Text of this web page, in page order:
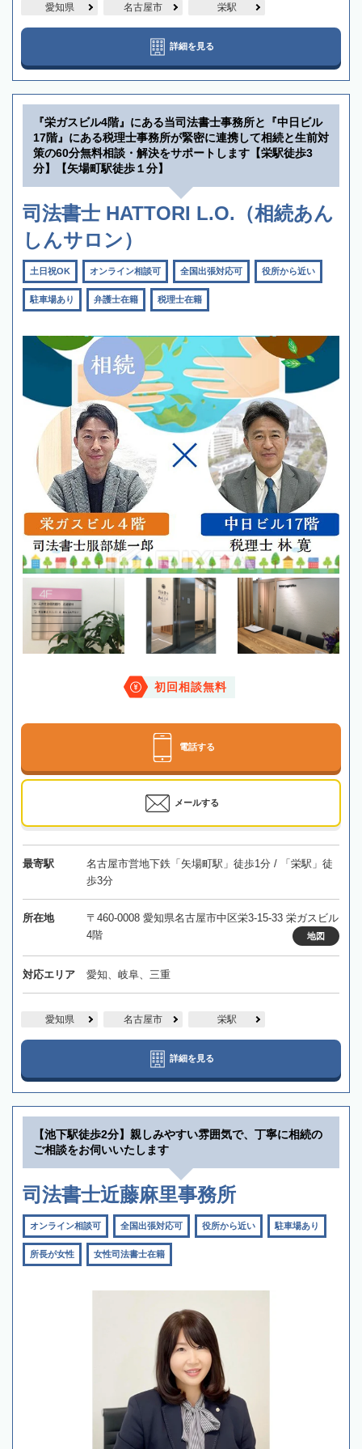
愛知県 名古屋市 栄駅
詳細を見る
『栄ガスビル4階』にある当司法書士事務所と『中日ビル
17階』にある税理士事務所が緊密に連携して相続と生前対
策の60分無料相談・解決をサポートします【栄駅徒歩3
分】【矢場町駅徒歩１分】
司法書士 HATTORI L.O.（相続あん
しんサロン）
土日祝OK オンライン相談可 全国出張対応可 役所から近い
駐車場あり 弁護士在籍 税理士在籍
初回相談無料
電話する
メールする
最寄駅
名古屋市営地下鉄「矢場町駅」徒歩1分 / 「栄駅」徒
歩3分
所在地
〒460-0008 愛知県名古屋市中区栄3-15-33 栄ガスビル
4階
地図
対応エリア 愛知、岐阜、三重
愛知県 名古屋市 栄駅
詳細を見る
【池下駅徒歩2分】親しみやすい雰囲気で、丁寧に相続の
ご相談をお伺いいたします
司法書士近藤麻里事務所
オンライン相談可 全国出張対応可 役所から近い 駐車場あり
所長が女性 女性司法書士在籍